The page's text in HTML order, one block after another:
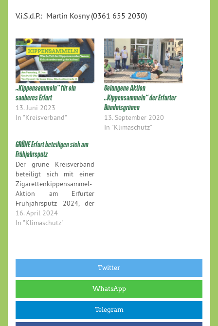
V.i.S.d.P.: Martin Kosny (0361 655 2030)
„Kippensammeln“ für ein
sauberes Erfurt
13. Juni 2023
In "Kreisverband"
Gelungene Aktion
„Kippensammeln“ der Erfurter
Bündnisgrünen
13. September 2020
In "Klimaschutz"
GRÜNE Erfurt beteiligen sich am
Frühjahrsputz
Der grüne Kreisverband
beteiligt sich mit einer
Zigarettenkippensammel-
Aktion am Erfurter
Frühjahrsputz 2024, der
am Samstag, den 20. April
stattfindet. Dazu erklärt
16. April 2024
In "Klimaschutz"
Twitter
WhatsApp
Telegram